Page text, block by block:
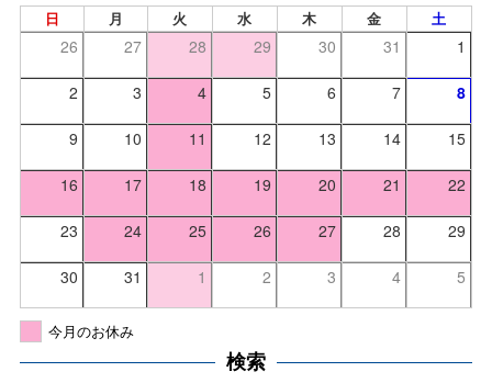
日 月 火 水 木 金 土
26 27 28 29 30 31 1
2 3 4 5 6 7 8
9 10 11 12 13 14 15
16 17 18 19 20 21 22
23 24 25 26 27 28 29
30 31 1 2 3 4 5
今月のお休み
検索